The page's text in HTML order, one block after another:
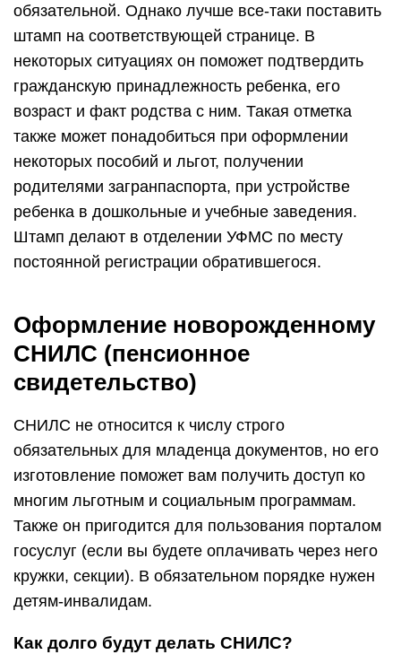
обязательной. Однако лучше все-таки поставить
штамп на соответствующей странице. В
некоторых ситуациях он поможет подтвердить
гражданскую принадлежность ребенка, его
возраст и факт родства с ним. Такая отметка
также может понадобиться при оформлении
некоторых пособий и льгот, получении
родителями загранпаспорта, при устройстве
ребенка в дошкольные и учебные заведения.
Штамп делают в отделении УФМС по месту
постоянной регистрации обратившегося.
Оформление новорожденному
СНИЛС (пенсионное
свидетельство)
СНИЛС не относится к числу строго
обязательных для младенца документов, но его
изготовление поможет вам получить доступ ко
многим льготным и социальным программам.
Также он пригодится для пользования порталом
госуслуг (если вы будете оплачивать через него
кружки, секции). В обязательном порядке нужен
детям-инвалидам.
Как долго будут делать СНИЛС?